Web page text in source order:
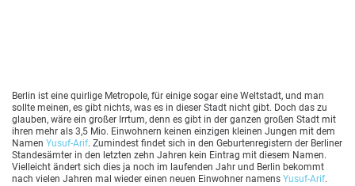
Berlin ist eine quirlige Metropole, für einige sogar eine Weltstadt, und man
sollte meinen, es gibt nichts, was es in dieser Stadt nicht gibt. Doch das zu
glauben, wäre ein großer Irrtum, denn es gibt in der ganzen großen Stadt mit
ihren mehr als 3,5 Mio. Einwohnern keinen einzigen kleinen Jungen mit dem
Namen Yusuf-Arif. Zumindest findet sich in den Geburtenregistern der Berliner
Standesämter in den letzten zehn Jahren kein Eintrag mit diesem Namen.
Vielleicht ändert sich dies ja noch im laufenden Jahr und Berlin bekommt
nach vielen Jahren mal wieder einen neuen Einwohner namens Yusuf-Arif.